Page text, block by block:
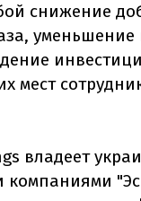
снижение
мест
владеет